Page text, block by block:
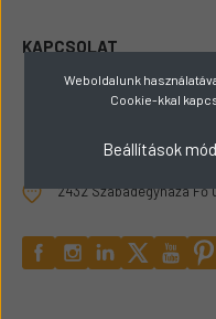
KAPCSOLAT
+36309165449
2432 Szabadegyháza Fő
Weboldalunk
Cookie-kkal
Beállítások